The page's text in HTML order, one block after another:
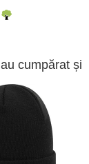
cumpărat și